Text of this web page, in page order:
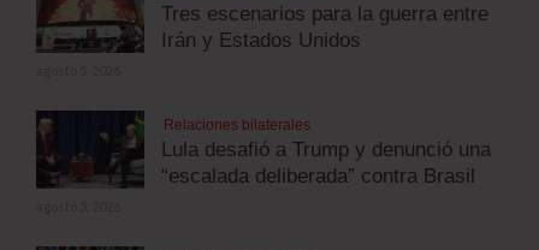
Tres escenarios para la guerra entre
Irán y Estados Unidos
Relaciones bilaterales
Lula desafió a Trump y denunció una
“escalada deliberada” contra Brasil